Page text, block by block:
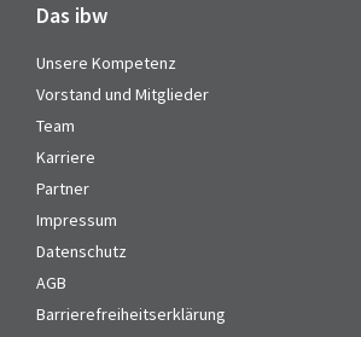
Das ibw
Unsere Kompetenz
Vorstand und Mitglieder
Team
Karriere
Partner
Impressum
Datenschutz
AGB
Barrierefreiheitserklärung